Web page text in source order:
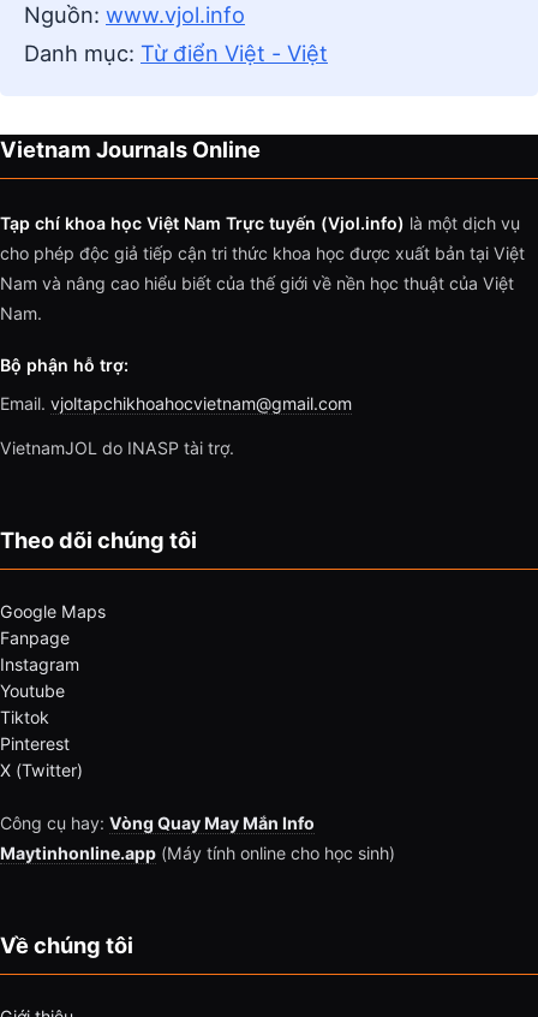
Nguồn: www.vjol.info
Danh mục: Từ điển Việt - Việt
Vietnam Journals Online
Tạp chí khoa học Việt Nam Trực tuyến (Vjol.info) là một dịch vụ
cho phép độc giả tiếp cận tri thức khoa học được xuất bản tại Việt
Nam và nâng cao hiểu biết của thế giới về nền học thuật của Việt
Nam.
Bộ phận hỗ trợ:
Email. vjoltapchikhoahocvietnam@gmail.com
VietnamJOL do INASP tài trợ.
Theo dõi chúng tôi
Google Maps
Fanpage
Instagram
Youtube
Tiktok
Pinterest
X (Twitter)
Công cụ hay: Vòng Quay May Mắn Info
Maytinhonline.app (Máy tính online cho học sinh)
Về chúng tôi